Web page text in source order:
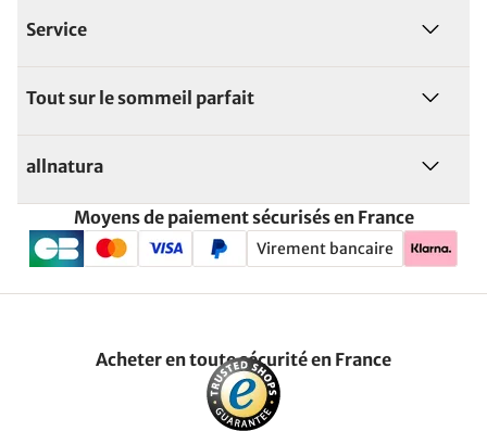
Service
Tout sur le sommeil parfait
allnatura
Moyens de paiement sécurisés en France
Virement bancaire
Acheter en toute sécurité en France